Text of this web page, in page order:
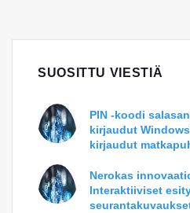
SUOSITTU VIESTIÄ
PIN -koodi
kirjaudut
kirjaudut
Nerokas
Interaktiiviset